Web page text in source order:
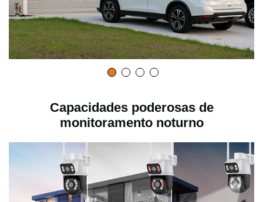
Capacidades poderosas de
monitoramento noturno